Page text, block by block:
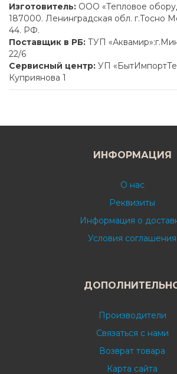
Изготовитель: ООО «Тепловое
187000. Ленинградская обл. г.Тосно
44. РФ.
Поставщик в РБ: ТУП
22/6
Сервисный центр: УП
Куприянова 1
ИНФОРМАЦИЯ
О нас
Реквизиты
Информация о
Условия соглашения
Производители
Связаться с нами
Возврат товара
Карта сайта